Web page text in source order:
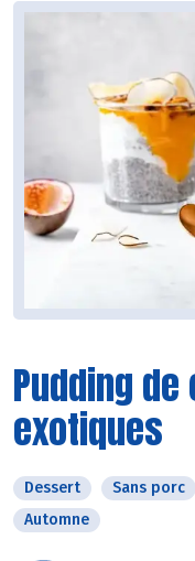
Pudding
exotiques
Dessert Sans porc
Automne